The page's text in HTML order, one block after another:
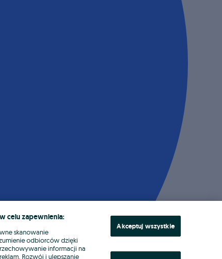
celu zapewnienia:
skanowanie
odbiorców dzięki
informacji na
Rozwój i ulepszanie
Akceptuj wszystkie